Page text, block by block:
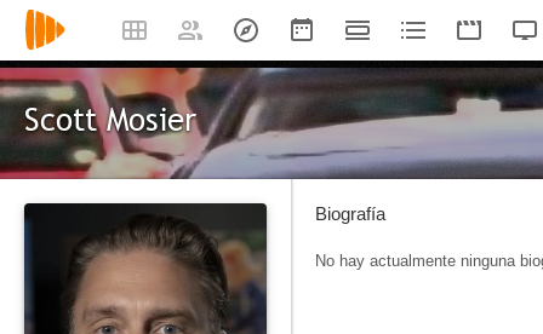
Scott Mosier
Biografía
No hay actualmente ninguna